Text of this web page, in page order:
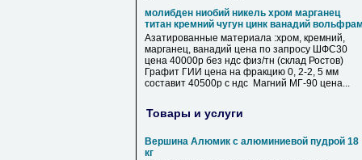
молибден ниобий никель хром марганец
титан кремний чугун цинк ванадий
Азатированные материала :хром, кремний,
марганец, ванадий цена по запросу ШФС30
цена 40000р без ндс физ/тн (склад Ростов)
Графит ГИИ цена на фракцию 0, 2-2, 5 мм
составит 40500р с ндс Магний МГ-90 цена...
Товары и услуги
Вершина Алюмик с алюминиевой пудрой 18
кг